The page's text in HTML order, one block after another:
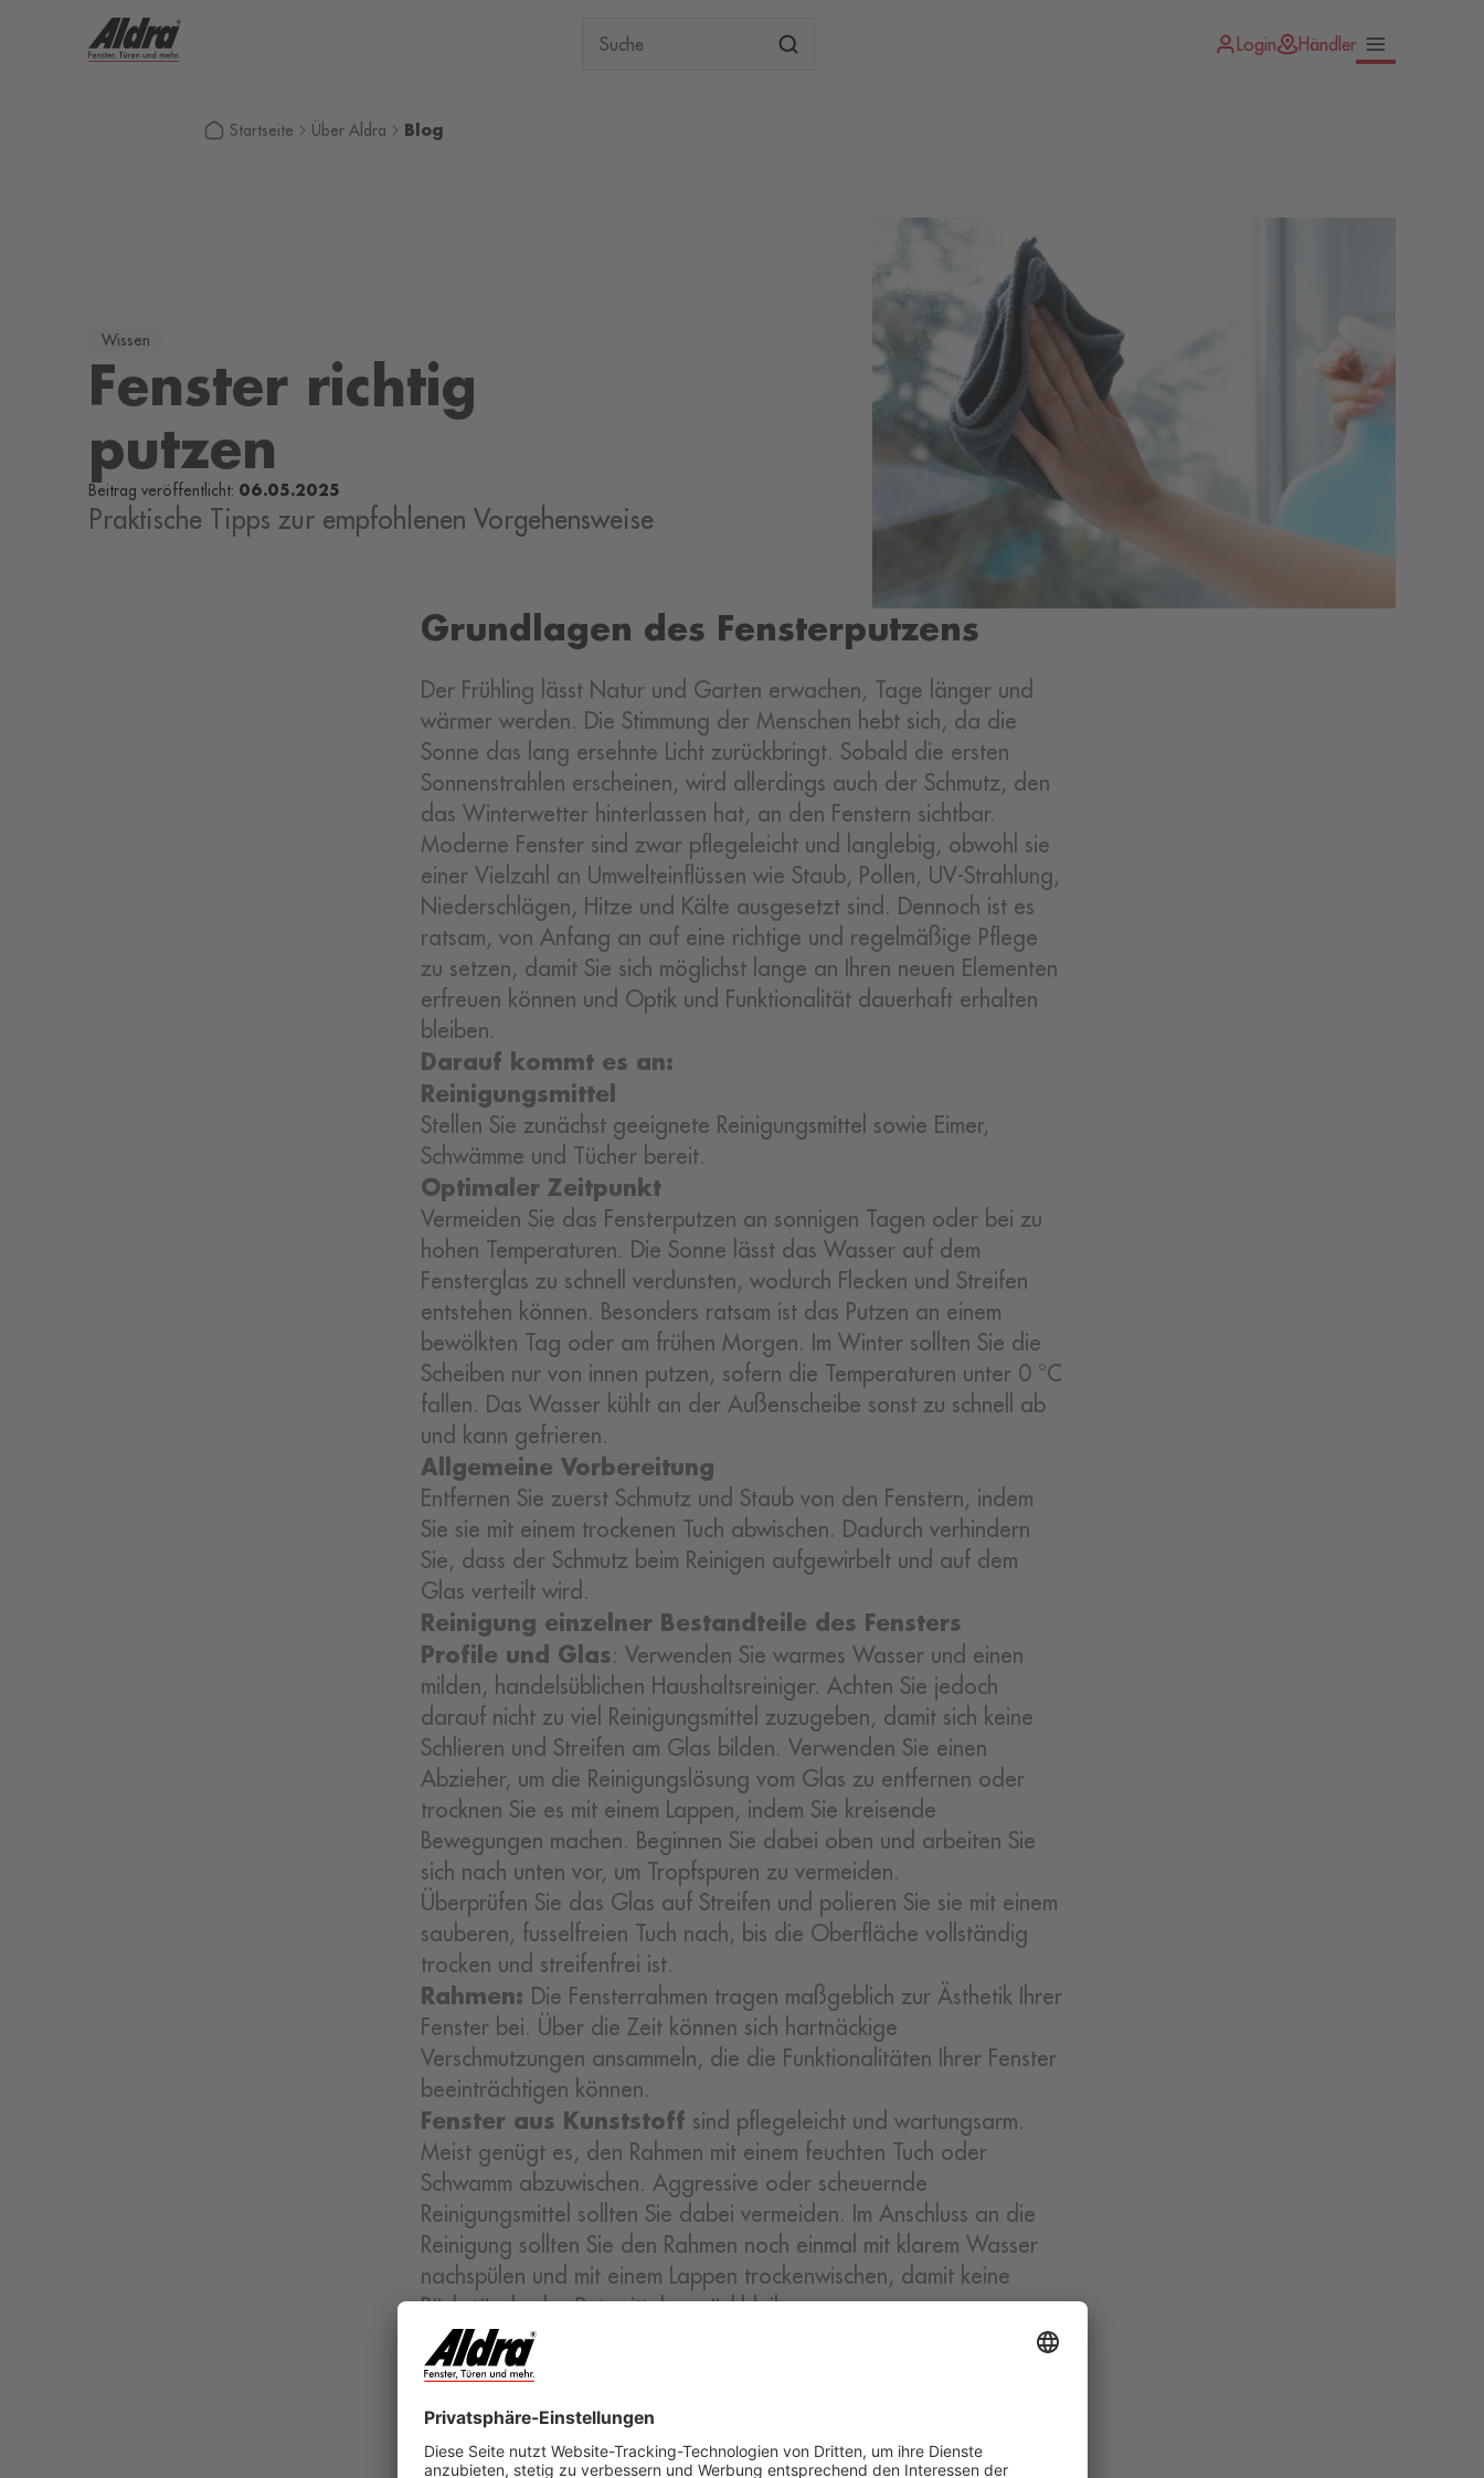
Suche Login Händler
Startseite Über Aldra Blog
Wissen
Fenster richtig
putzen
Beitrag veröffentlicht: 06.05.2025
Praktische Tipps zur empfohlenen Vorgehensweise
Grundlagen des Fensterputzens
Der Frühling lässt Natur und Garten erwachen, Tage länger und
wärmer werden. Die Stimmung der Menschen hebt sich, da die
Sonne das lang ersehnte Licht zurückbringt. Sobald die ersten
Sonnenstrahlen erscheinen, wird allerdings auch der Schmutz, den
das Winterwetter hinterlassen hat, an den Fenstern sichtbar.
Moderne Fenster sind zwar pflegeleicht und langlebig, obwohl sie
einer Vielzahl an Umwelteinflüssen wie Staub, Pollen, UV-Strahlung,
Niederschlägen, Hitze und Kälte ausgesetzt sind. Dennoch ist es
ratsam, von Anfang an auf eine richtige und regelmäßige Pflege
zu setzen, damit Sie sich möglichst lange an Ihren neuen Elementen
erfreuen können und Optik und Funktionalität dauerhaft erhalten
bleiben.
Darauf kommt es an:
Reinigungsmittel
Stellen Sie zunächst geeignete Reinigungsmittel sowie Eimer,
Schwämme und Tücher bereit.
Optimaler Zeitpunkt
Vermeiden Sie das Fensterputzen an sonnigen Tagen oder bei zu
hohen Temperaturen. Die Sonne lässt das Wasser auf dem
Fensterglas zu schnell verdunsten, wodurch Flecken und Streifen
entstehen können. Besonders ratsam ist das Putzen an einem
bewölkten Tag oder am frühen Morgen. Im Winter sollten Sie die
Scheiben nur von innen putzen, sofern die Temperaturen unter 0 °C
fallen. Das Wasser kühlt an der Außenscheibe sonst zu schnell ab
und kann gefrieren.
Allgemeine Vorbereitung
Entfernen Sie zuerst Schmutz und Staub von den Fenstern, indem
Sie sie mit einem trockenen Tuch abwischen. Dadurch verhindern
Sie, dass der Schmutz beim Reinigen aufgewirbelt und auf dem
Glas verteilt wird.
Reinigung einzelner Bestandteile des Fensters
Profile und Glas: Verwenden Sie warmes Wasser und einen
milden, handelsüblichen Haushaltsreiniger. Achten Sie jedoch
darauf nicht zu viel Reinigungsmittel zuzugeben, damit sich keine
Schlieren und Streifen am Glas bilden. Verwenden Sie einen
Abzieher, um die Reinigungslösung vom Glas zu entfernen oder
trocknen Sie es mit einem Lappen, indem Sie kreisende
Bewegungen machen. Beginnen Sie dabei oben und arbeiten Sie
sich nach unten vor, um Tropfspuren zu vermeiden.
Überprüfen Sie das Glas auf Streifen und polieren Sie sie mit einem
sauberen, fusselfreien Tuch nach, bis die Oberfläche vollständig
trocken und streifenfrei ist.
Rahmen: Die Fensterrahmen tragen maßgeblich zur Ästhetik Ihrer
Fenster bei. Über die Zeit können sich hartnäckige
Verschmutzungen ansammeln, die die Funktionalitäten Ihrer Fenster
beeinträchtigen können.
Fenster aus Kunststoff sind pflegeleicht und wartungsarm.
Meist genügt es, den Rahmen mit einem feuchten Tuch oder
Schwamm abzuwischen. Aggressive oder scheuernde
Reinigungsmittel sollten Sie dabei vermeiden. Im Anschluss an die
Reinigung sollten Sie den Rahmen noch einmal mit klarem Wasser
nachspülen und mit einem Lappen trockenwischen, damit keine
Rückstände des Putzmittels zurückbleiben.
Fensterrahmen aus Aluminium
widerstandsfähig gegenüber Wettereinflüssen und Kratzern. Um
Reinigung des Fensterrahmens auf aggressive Reiniger verzichten
und nur einen feuchten Lappen zur Reinigung verwenden.